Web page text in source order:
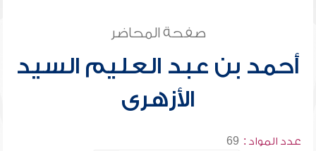
صفحة المحاضر
أحمد بن عبد العليم السيد
الأزهرى
عدد المواد : 69